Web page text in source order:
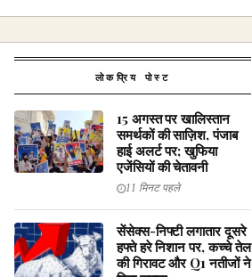
लोकप्रिय पोस्ट
15 अगस्त पर खालिस्तान
समर्थकों की साज़िश, पंजाब
हाई अलर्ट पर; खुफिया
एजेंसियों की चेतावनी
11 मिनट पहले
सेंसेक्स-निफ्टी लगातार दूसरे
हफ्ते हरे निशान पर, कच्चे तेल
की गिरावट और Q1 नतीजों ने